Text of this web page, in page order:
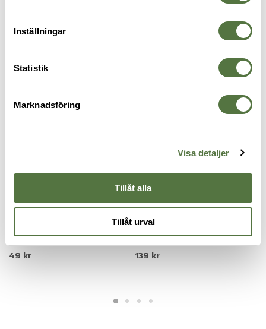
Inställningar
Statistik
Marknadsföring
Visa detaljer
Tillåt alla
Tillåt urval
ÄTA & DRICKA
49 kr
PRIMUS
139 kr